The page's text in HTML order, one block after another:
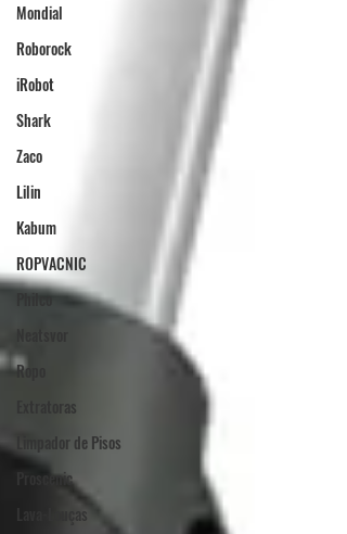
Mondial
Roborock
iRobot
Shark
Zaco
Lilin
Kabum
ROPVACNIC
Philco
Ropo
Extratoras
Limpador de Pisos
Proscenic
Lava-Louças